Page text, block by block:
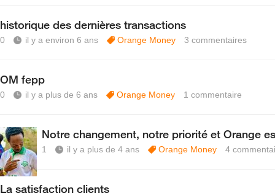
historique des dernières transactions
0 il y a environ 6 ans Orange Money 3 commentaires
OM fepp
0 il y a plus de 6 ans Orange Money 1 commentaire
Notre changement, notre priorité et Orange
1 il y a plus de 4 ans Orange Money 4
La satisfaction clients